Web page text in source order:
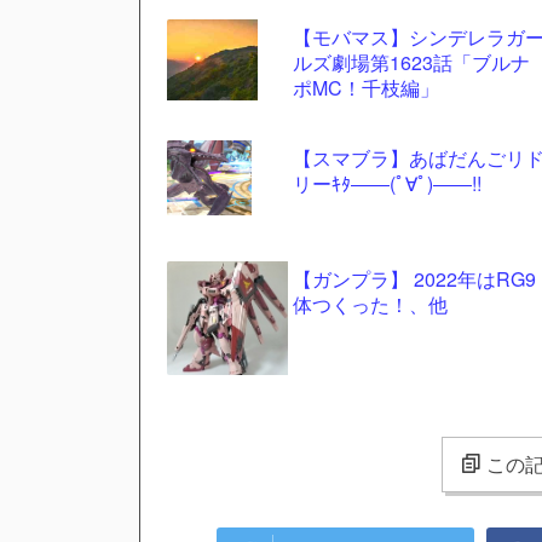
【モバマス】シンデレラガー
ルズ劇場第1623話「ブルナ
ポMC！千枝編」
【スマブラ】あばだんごリド
リーｷﾀ――(ﾟ∀ﾟ)――!!
【ガンプラ】 2022年はRG9
体つくった！、他
この